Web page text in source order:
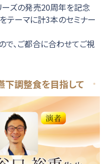
ーズの発売20周年を記念
をテーマに計3本のセミナー
で、ご都合に合わせてご視
嚥下調整食を目指して